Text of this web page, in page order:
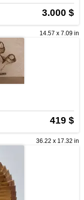
3.000 $
14.57 x 7.09 in
419 $
36.22 x 17.32 in